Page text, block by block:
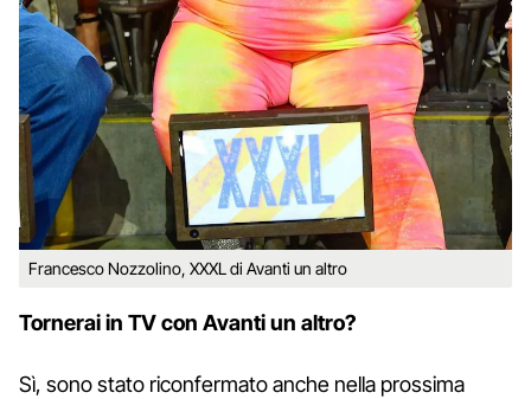
Francesco Nozzolino, XXXL di Avanti un altro
Tornerai in TV con Avanti un altro?
Sì, sono stato riconfermato anche nella prossima